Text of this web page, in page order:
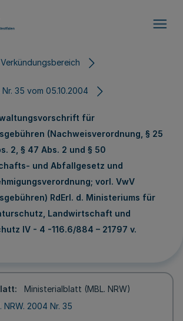
Verkündungsbereich
35 vom 05.10.2004
für
(Nachweisverordnung, § 25
2, § 47 Abs. 2 und § 50
und Abfallgesetz und
vorl. VwV
RdErl. d. Ministeriums für
Landwirtschaft und
IV - 4 -116.6/884 – 21797 v.
Ministerialblatt (MBL. NRW)
NRW. 2004 Nr. 35